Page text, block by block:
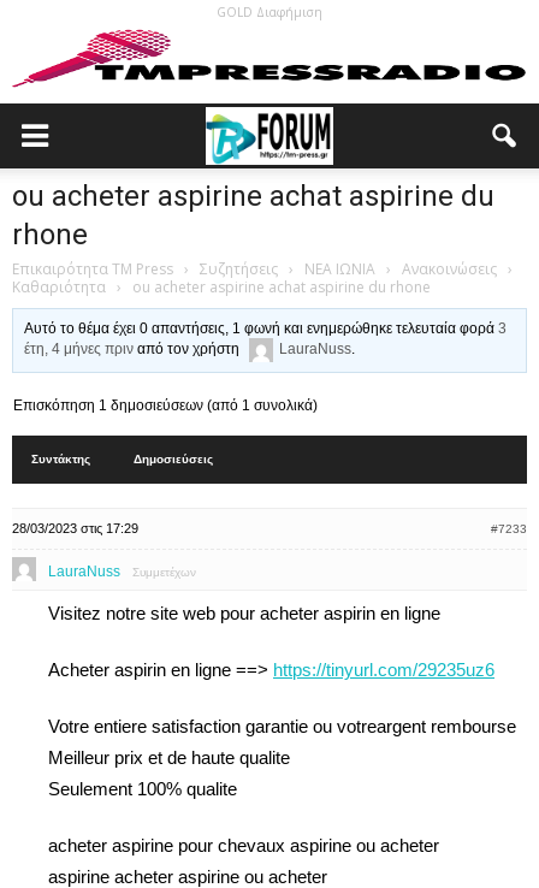
GOLD Διαφήμιση
ou acheter aspirine achat aspirine du
rhone
Επικαιρότητα TM Press › Συζητήσεις › ΝΕΑ ΙΩΝΙΑ › Ανακοινώσεις ›
Καθαριότητα › ou acheter aspirine achat aspirine du rhone
Αυτό το θέμα έχει 0 απαντήσεις, 1 φωνή και ενημερώθηκε τελευταία φορά3
έτη, 4 μήνες πριν από τον χρήστη LauraNuss.
Επισκόπηση 1 δημοσιεύσεων (από 1 συνολικά)
Συντάκτης Δημοσιεύσεις
28/03/2023 στις 17:29 #7233
LauraNuss Συμμετέχων
Visitez notre site web pour acheter aspirin en ligne
Acheter aspirin en ligne ==> https://tinyurl.com/29235uz6
Votre entiere satisfaction garantie ou votreargent rembourse
Meilleur prix et de haute qualite
Seulement 100% qualite
acheter aspirine pour chevaux aspirine ou acheter
aspirine acheter aspirine ou acheter